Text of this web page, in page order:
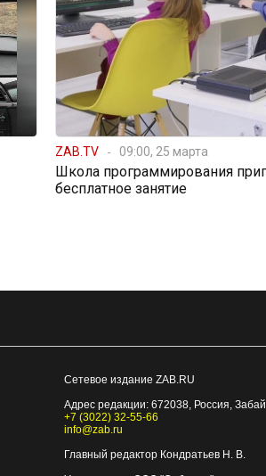
ZAB.TV 09:00, 25 марта
Школа программирования
бесплатное занятие
Сетевое издание ZAB.RU
Адрес редакции: 672038, Россия,
+7 (3022) 32-55-66
info@zab.ru
Главный редактор Кондратьев Н. В.